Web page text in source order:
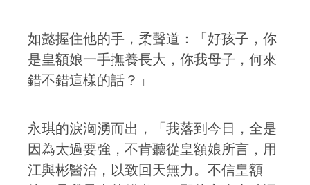
如懿握住他的手，柔聲道：「好孩子，你
是皇額娘一手撫養長大，你我母子，何來
錯不錯這樣的話？」
永琪的淚洶湧而出，「我落到今日，全是
因為太過要強，不肯聽從皇額娘所言，用
江與彬醫治，以致回天無力。不信皇額